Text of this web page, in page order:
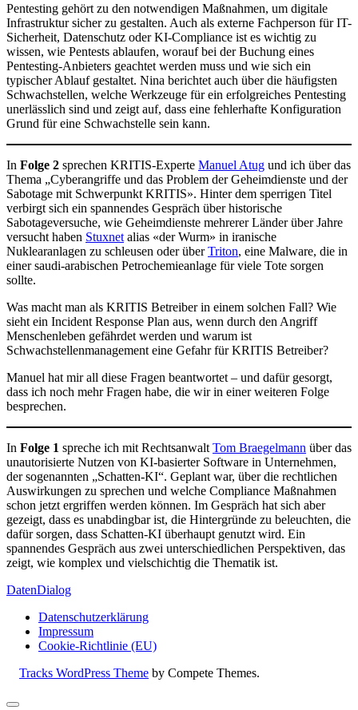
Pentesting gehört zu den notwendigen Maßnahmen, um digitale
Infrastruktur sicher zu gestalten. Auch als externe Fachperson für IT-
Sicherheit, Datenschutz oder KI-Compliance ist es wichtig zu
wissen, wie Pentests ablaufen, worauf bei der Buchung eines
Pentesting-Anbieters geachtet werden muss und wie sich ein
typischer Ablauf gestaltet. Nina berichtet auch über die häufigsten
Schwachstellen, welche Werkzeuge für ein erfolgreiches Pentesting
unerlässlich sind und zeigt auf, dass eine fehlerhafte Konfiguration
Grund für eine Schwachstelle sein kann.
In Folge 2 sprechen KRITIS-Experte Manuel Atug und ich über das
Thema „Cyberangriffe und das Problem der Geheimdienste und der
Sabotage mit Schwerpunkt KRITIS». Hinter dem sperrigen Titel
verbirgt sich ein spannendes Gespräch über historische
Sabotageversuche, wie Geheimdienste mehrerer Länder über Jahre
versucht haben Stuxnet alias «der Wurm» in iranische
Nuklearanlagen zu schleusen oder überTriton, eine Malware, die in
einer saudi-arabischen Petrochemieanlage für viele Tote sorgen
sollte.
Was macht man als KRITIS Betreiber in einem solchen Fall? Wie
sieht ein Incident Response Plan aus, wenn durch den Angriff
Menschenleben gefährdet werden und warum ist
Schwachstellenmanagement eine Gefahr für KRITIS Betreiber?
Manuel hat mir all diese Fragen beantwortet – und dafür gesorgt,
dass ich noch mehr Fragen habe, die wir in einer weiteren Folge
besprechen.
In Folge 1 spreche ich mit Rechtsanwalt Tom Braegelmann über das
unautorisierte Nutzen von KI-basierter Software in Unternehmen,
der sogenannten „Schatten-KI“. Geplant war, über die rechtlichen
Auswirkungen zu sprechen und welche Compliance Maßnahmen
schon jetzt ergriffen werden können. Im Gespräch hat sich aber
gezeigt, dass es unabdingbar ist, die Hintergründe zu beleuchten, die
dafür sorgen, dass Schatten-KI überhaupt genutzt wird. Ein
spannendes Gespräch aus zwei unterschiedlichen Perspektiven, das
zeigt, wie komplex und vielschichtig die Thematik ist.
DatenDialog
Datenschutzerklärung
Impressum
Cookie-Richtlinie (EU)
Tracks WordPress Theme by Compete Themes.